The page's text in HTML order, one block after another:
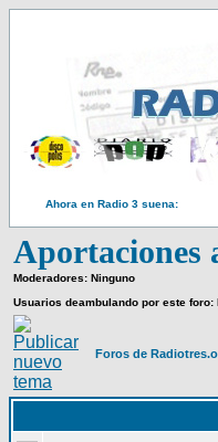
Ahora en Radio 3 suena:
Aportaciones
Moderadores: Ninguno
Usuarios deambulando por este foro:
Foros de